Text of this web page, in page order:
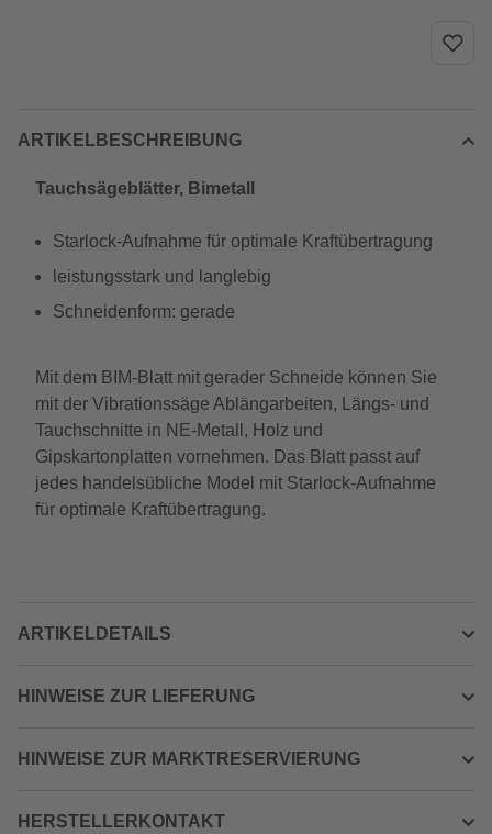
ARTIKELBESCHREIBUNG
Tauchsägeblätter, Bimetall
Starlock-Aufnahme für optimale Kraftübertragung
leistungsstark und langlebig
Schneidenform: gerade
Mit dem BIM-Blatt mit gerader Schneide können Sie
mit der Vibrationssäge Ablängarbeiten, Längs- und
Tauchschnitte in NE-Metall, Holz und
Gipskartonplatten vornehmen. Das Blatt passt auf
jedes handelsübliche Model mit Starlock-Aufnahme
für optimale Kraftübertragung.
ARTIKELDETAILS
HINWEISE ZUR LIEFERUNG
HINWEISE ZUR MARKTRESERVIERUNG
HERSTELLERKONTAKT